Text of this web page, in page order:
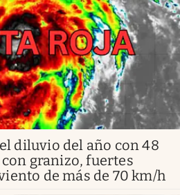
diluvio del año con 48
granizo, fuertes
de más de 70 km/h